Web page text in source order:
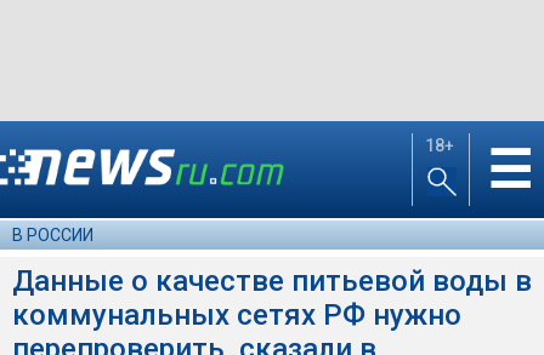
18+ ☰
В РОССИИ
Данные о качестве питьевой воды в
коммунальных сетях РФ нужно